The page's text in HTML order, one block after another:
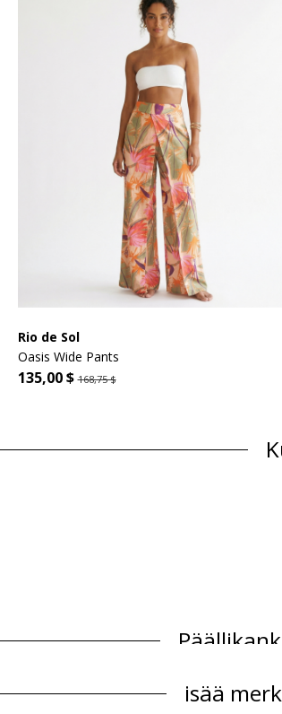
Rio de Sol
Oasis Wide Pants
135,00 $168,75 $
isää